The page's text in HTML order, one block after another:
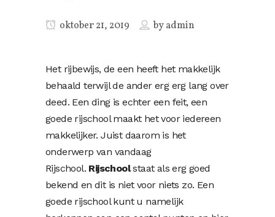
oktober 21, 2019 byadmin
Het rijbewijs, de een heeft het makkelijk
behaald terwijl de ander erg erg lang over
deed. Een ding is echter een feit, een
goede rijschool maakt het voor iedereen
makkelijker. Juist daarom is het
onderwerp van vandaag
Rijschool. Rijschoolstaat als erg goed
bekend en dit is niet voor niets zo. Een
goede rijschool kunt u namelijk